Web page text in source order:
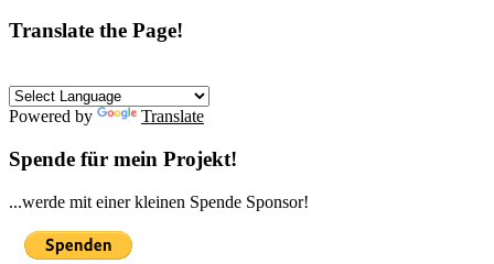
Translate the Page!
Powered by Translate
Spende für mein Projekt!
...werde mit einer kleinen Spende Sponsor!